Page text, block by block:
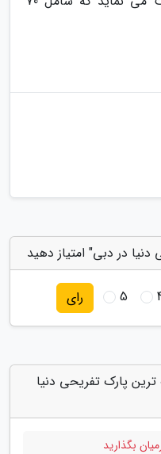
در دبی" امتیاز دهید
5 رای
ترین پارک تفریحی دنیا
بگذارید